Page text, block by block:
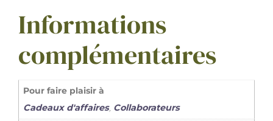
Informations
complémentaires
Pour faire plaisir à
Cadeaux d'affaires, Collaborateurs